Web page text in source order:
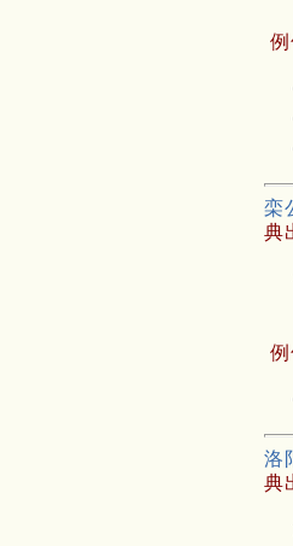
例
栾
典
例
洛
典